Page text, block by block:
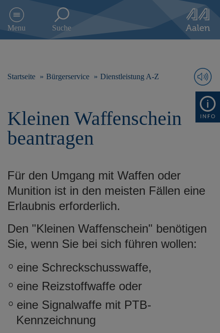
e
Menu Suche
Startseite Bürgerservice Dienstleistung A-Z
Kleinen Waffenschein
beantragen
Für den Umgang mit Waffen oder
Munition ist in den meisten Fällen eine
Erlaubnis erforderlich.
Den "Kleinen Waffenschein" benötigen
Sie, wenn Sie bei sich führen wollen:
eine Schreckschusswaffe,
eine Reizstoffwaffe oder
eine Signalwaffe mit PTB-
Kennzeichnung